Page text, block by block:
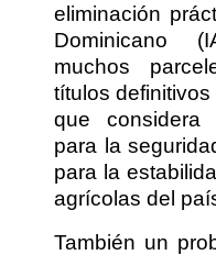
eliminación
Dominicano
muchos
títulos
que considera
para la
para la
agrícolas del
También un